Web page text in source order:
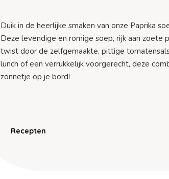
Duik in de heerlijke smaken van onze Paprika
Deze levendige en romige soep, rijk aan zoete
twist door de zelfgemaakte, pittige
lunch of een verrukkelijk voorgerecht, deze
zonnetje op je bord!
Recepten